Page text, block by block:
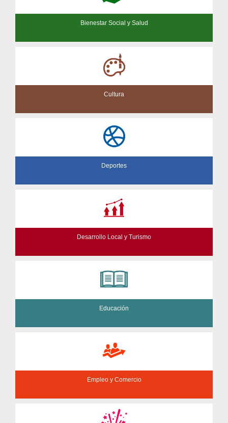
Bienestar Social y Salud
Cultura
Deportes
Desarrollo Local y Turismo
Educación
Empleo y Comercio